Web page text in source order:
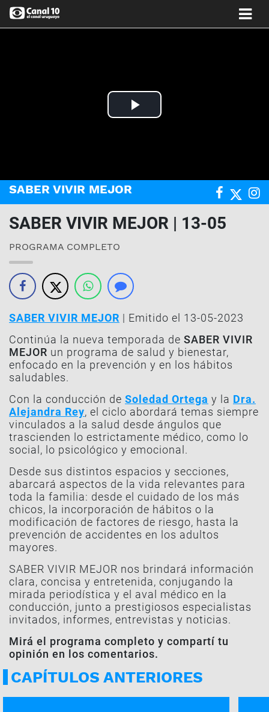
Play
SABER VIVIR MEJOR
SABER VIVIR MEJOR | 13-05
PROGRAMA COMPLETO
SABER VIVIR MEJOR | Emitido el 13-05-2023
Continúa la nueva temporada de SABER VIVIR
MEJOR un programa de salud y bienestar,
enfocado en la prevención y en los hábitos
saludables.
Con la conducción de Soledad Ortega y la Dra.
Alejandra Rey, el ciclo abordará temas siempre
vinculados a la salud desde ángulos que
trascienden lo estrictamente médico, como lo
social, lo psicológico y emocional.
Desde sus distintos espacios y secciones,
abarcará aspectos de la vida relevantes para
toda la familia: desde el cuidado de los más
chicos, la incorporación de hábitos o la
modificación de factores de riesgo, hasta la
prevención de accidentes en los adultos
mayores.
SABER VIVIR MEJOR nos brindará información
clara, concisa y entretenida, conjugando la
mirada periodística y el aval médico en la
conducción, junto a prestigiosos especialistas
invitados, informes, entrevistas y noticias.
Mirá el programa completo y compartí tu
opinión en los comentarios.
CAPÍTULOS ANTERIORES
PROGRAMA COMPLETO